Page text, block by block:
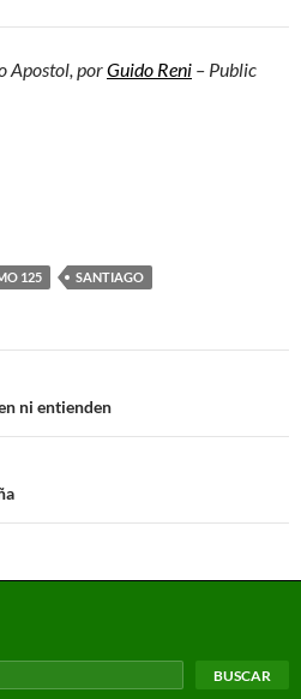
Apostol, porGuido Reni – Public
125 SANTIAGO
ni entienden
BUSCAR